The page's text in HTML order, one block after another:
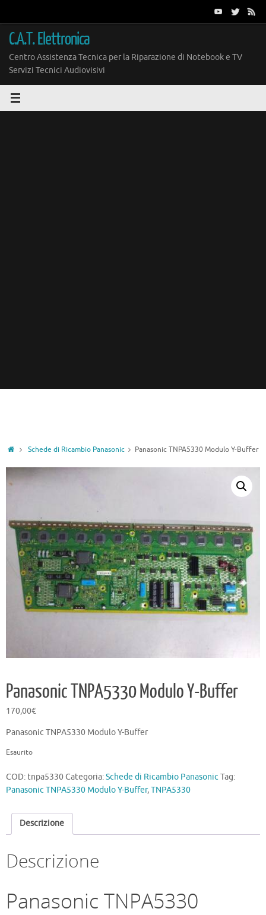
contenuto
C.A.T. Elettronica
Centro Assistenza Tecnica per la Riparazione di Notebook e TV
Servizi Tecnici Audiovisivi
HomeSchede di Ricambio Panasonic Panasonic TNPA5330 Modulo Y-Buffer
Panasonic TNPA5330 Modulo Y-Buffer
170,00€
Panasonic TNPA5330 Modulo Y-Buffer
Esaurito
COD: tnpa5330Categoria:Schede di Ricambio PanasonicTag:
Panasonic TNPA5330 Modulo Y-Buffer,TNPA5330
Descrizione
Descrizione
Panasonic TNPA5330